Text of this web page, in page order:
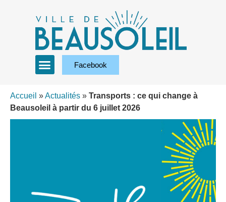
Facebook
Accueil »Actualités » Transports : ce qui change à
Beausoleil à partir du 6 juillet 2026